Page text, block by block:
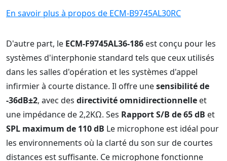
En savoir plus à propos de ECM-B9745AL30RC
D'autre part, le ECM-F9745AL36-186 est conçu pour les
systèmes d'interphonie standard tels que ceux utilisés
dans les salles d'opération et les systèmes d'appel
infirmier à courte distance. Il offre unesensibilité de
-36dB±2, avec des directivité omnidirectionnelle et
une impédance de 2,2KΩ. Ses Rapport S/B de 65 dB et
SPL maximum de 110 dB Le microphone est idéal pour
les environnements où la clarté du son sur de courtes
distances est suffisante. Ce microphone fonctionne